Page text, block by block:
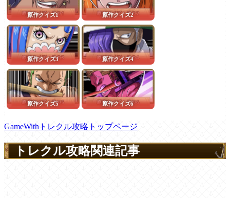
原作クイズ1 原作クイズ2
原作クイズ3 原作クイズ4
原作クイズ5 原作クイズ6
GameWithトレクル攻略トップページ
トレクル攻略関連記事